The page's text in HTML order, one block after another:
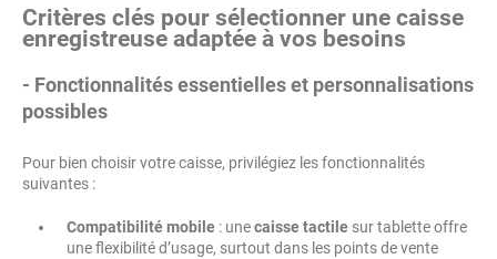
Critères clés pour sélectionner une caisse
enregistreuse adaptée à vos besoins
- Fonctionnalités essentielles et personnalisations
possibles
Pour bien choisir votre caisse, privilégiez les fonctionnalités
suivantes :
Compatibilité mobile : unecaisse tactile sur tablette offre
une flexibilité d’usage, surtout dans les points de vente